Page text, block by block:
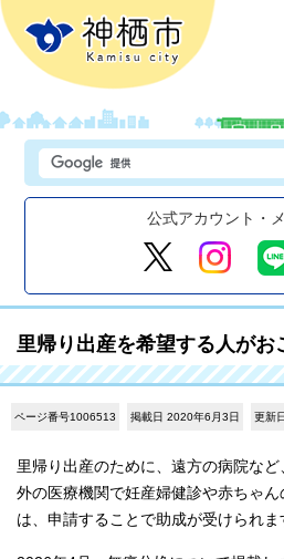
公式アカウント・
里帰り出産を希望する人がお
ページ番号1006513 掲載日 2020年6月3日 更新
里帰り出産のために、遠方の病院な
外の医療機関で妊産婦健診や赤ちゃ
は、申請することで助成が受けられま